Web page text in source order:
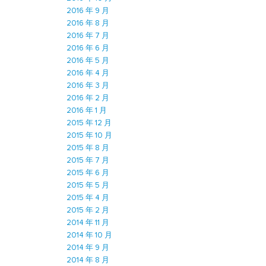
2016 年 9 月
2016 年 8 月
2016 年 7 月
2016 年 6 月
2016 年 5 月
2016 年 4 月
2016 年 3 月
2016 年 2 月
2016 年 1 月
2015 年 12 月
2015 年 10 月
2015 年 8 月
2015 年 7 月
2015 年 6 月
2015 年 5 月
2015 年 4 月
2015 年 2 月
2014 年 11 月
2014 年 10 月
2014 年 9 月
2014 年 8 月